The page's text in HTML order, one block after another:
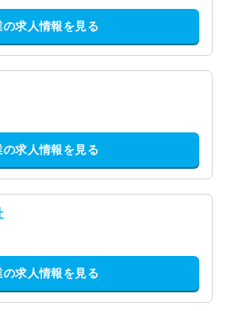
の求人情報を見る
の求人情報を見る
の求人情報を見る